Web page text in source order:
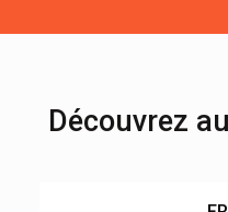
Découvrez